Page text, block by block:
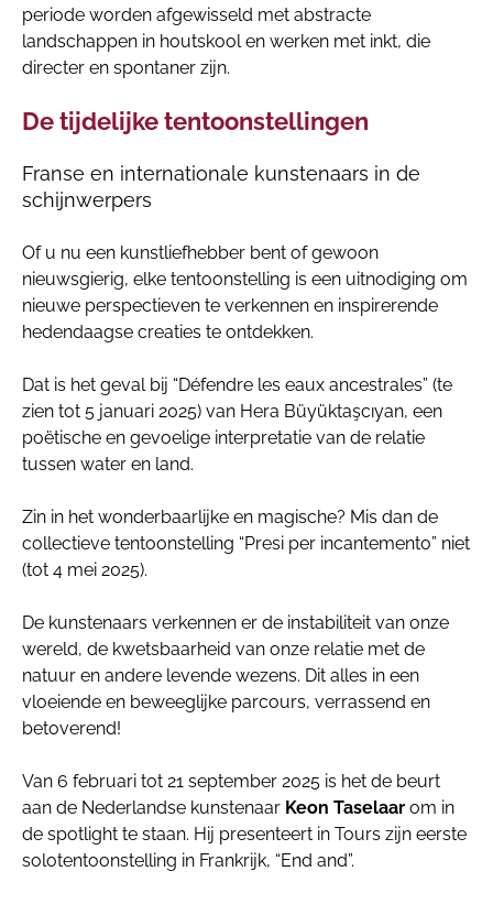
periode worden afgewisseld met abstracte
landschappen in houtskool en werken met inkt, die
directer en spontaner zijn.
De tijdelijke tentoonstellingen
Franse en internationale kunstenaars in de
schijnwerpers
Of u nu een kunstliefhebber bent of gewoon
nieuwsgierig, elke tentoonstelling is een uitnodiging om
nieuwe perspectieven te verkennen en inspirerende
hedendaagse creaties te ontdekken.
Dat is het geval bij “Défendre les eaux ancestrales” (te
zien tot 5 januari 2025) van Hera Büyüktaşcıyan, een
poëtische en gevoelige interpretatie van de relatie
tussen water en land.
Zin in het wonderbaarlijke en magische? Mis dan de
collectieve tentoonstelling “Presi per incantemento” niet
(tot 4 mei 2025).
De kunstenaars verkennen er de instabiliteit van onze
wereld, de kwetsbaarheid van onze relatie met de
natuur en andere levende wezens. Dit alles in een
vloeiende en beweeglijke parcours, verrassend en
betoverend!
Van 6 februari tot 21 september 2025 is het de beurt
aan de Nederlandse kunstenaar Keon Taselaar om in
de spotlight te staan. Hij presenteert in Tours zijn eerste
solotentoonstelling in Frankrijk, “End and”.